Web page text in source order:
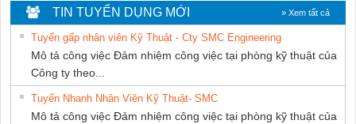
THIÊN ÂN VIỆT
NAM
DỊCH VỤ KỸ
THUẬT ĐIỆN CƠ
GIA HƯNG
PHÁT
DONG THANH
TIN TUYỂN DỤNG MỚI » Xem tất cả
Tuyển gấp nhân viên Kỹ Thuật - Cty SMC Engineering
Mô tả công việc Đảm nhiệm công việc tại phòng kỹ thuật của
Công ty theo...
Tuyển Nhanh Nhân Viên Kỹ Thuật- SMC
Mô tả công việc Đảm nhiệm công việc tại phòng kỹ thuật của